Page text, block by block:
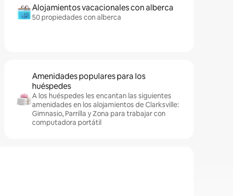
Alojamientos vacacionales con alberca
50 propiedades con alberca
Amenidades populares para los
huéspedes
A los huéspedes les encantan las siguientes
amenidades en los alojamientos de Clarksville:
Gimnasio, Parrilla y Zona para trabajar con
computadora portátil